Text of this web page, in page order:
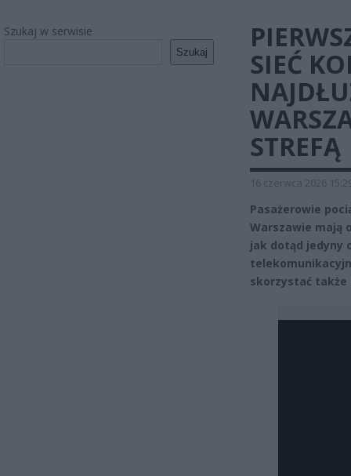
Szukaj w serwisie
Szukaj
SIEĆ
STREFĄ
16 czerwca 2026
Pasażerowie
Warszawie mają
jak dotąd jedyny
skorzystać